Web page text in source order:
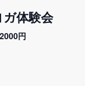
体験会
2000円